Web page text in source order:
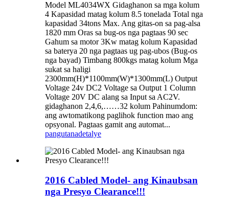
Model ML4034WX Gidaghanon sa mga kolum
4 Kapasidad matag kolum 8.5 tonelada Total nga
kapasidad 34tons Max. Ang gitas-on sa pag-alsa
1820 mm Oras sa bug-os nga pagtaas 90 sec
Gahum sa motor 3Kw matag kolum Kapasidad
sa baterya 20 nga pagtaas ug pag-ubos (Bug-os
nga bayad) Timbang 800kgs matag kolum Mga
sukat sa haligi
2300mm(H)*1100mm(W)*1300mm(L) Output
Voltage 24v DC2 Voltage sa Output 1 Column
Voltage 20V DC alang sa Input sa AC2V.
gidaghanon 2,4,6,……32 kolum Pahinumdom:
ang awtomatikong paglihok function mao ang
opsyonal. Pagtaas gamit ang automat...
pangutanadetalye
2016 Cabled Model- ang Kinaubsan
nga Presyo Clearance!!!